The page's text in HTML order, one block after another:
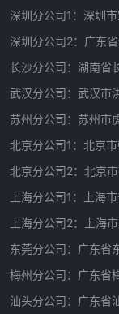
深圳分公司1：深圳
深圳分公司2：广东
长沙分公司：湖南省
武汉分公司：武汉市
苏州分公司：苏州市
北京分公司1：北京
北京分公司2：北京
上海分公司1：上海
上海分公司2：上海
东莞分公司：广东省
梅州分公司：广东省
汕头分公司：广东省